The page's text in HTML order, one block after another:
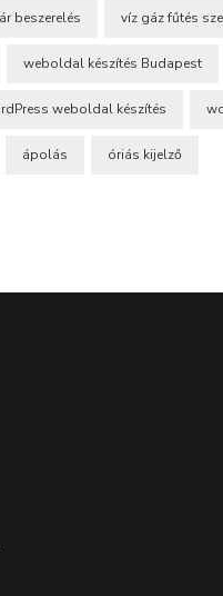
beszerelés víz gáz fűtés
weboldal készítés Budapest
weboldal készítés
ápolás óriás kijelző